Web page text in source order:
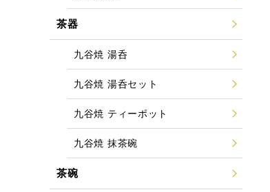
茶器
九谷焼 湯呑
九谷焼 湯呑セット
九谷焼 ティーポット
九谷焼 抹茶碗
茶碗